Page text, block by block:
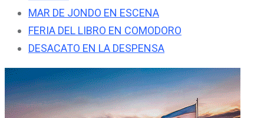
MAR DE JONDO EN ESCENA
FERIA DEL LIBRO EN COMODORO
DESACATO EN LA DESPENSA